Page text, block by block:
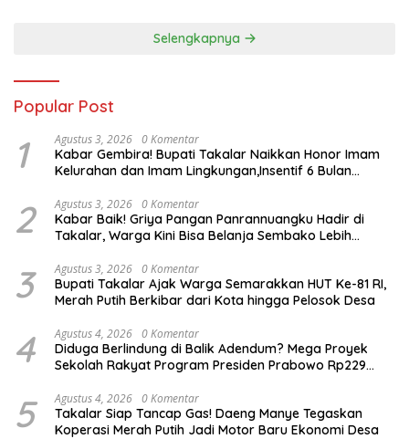
Selengkapnya
Popular Post
1 Agustus 3, 2026 0 Komentar
Kabar Gembira! Bupati Takalar Naikkan Honor Imam
Kelurahan dan Imam Lingkungan,Insentif 6 Bulan
2 Agustus 3, 2026 0 Komentar
Kabar Baik! Griya Pangan Panrannuangku Hadir di
Takalar, Warga Kini Bisa Belanja Sembako Lebih
3 Agustus 3, 2026 0 Komentar
Bupati Takalar Ajak Warga Semarakkan HUT Ke-81 RI,
Merah Putih Berkibar dari Kota hingga Pelosok Desa
4 Agustus 4, 2026 0 Komentar
Diduga Berlindung di Balik Adendum? Mega Proyek
Sekolah Rakyat Program Presiden Prabowo Rp229
5 Agustus 4, 2026 0 Komentar
Takalar Siap Tancap Gas! Daeng Manye Tegaskan
Koperasi Merah Putih Jadi Motor Baru Ekonomi Desa